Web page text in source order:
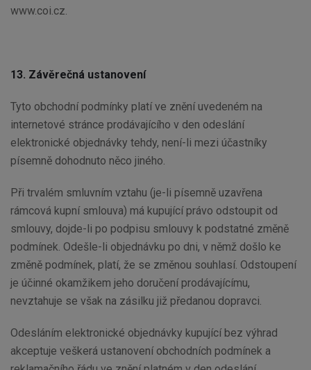
www.coi.cz.
13. Závěrečná ustanovení
Tyto obchodní podmínky platí ve znění uvedeném na
internetové stránce prodávajícího v den odeslání
elektronické objednávky tehdy, není-li mezi účastníky
písemně dohodnuto něco jiného.
Při trvalém smluvním vztahu (je-li písemně uzavřena
rámcová kupní smlouva) má kupující právo odstoupit od
smlouvy, dojde-li po podpisu smlouvy k podstatné změně
podmínek. Odešle-li objednávku po dni, v němž došlo ke
změně podmínek, platí, že se změnou souhlasí. Odstoupení
je účinné okamžikem jeho doručení prodávajícímu,
nevztahuje se však na zásilku již předanou dopravci.
Odesláním elektronické objednávky kupující bez výhrad
akceptuje veškerá ustanovení obchodních podmínek a